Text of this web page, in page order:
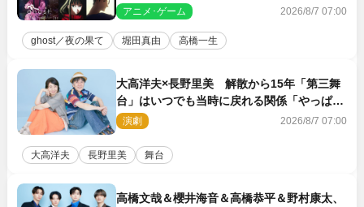
できない沢山の感情を思い出しました」
アニメ･ゲーム 2026/8/7 07:00
ghost／夜の果て 堀田真由 高橋一生
大高洋夫×長野里美 解散から15年「第三舞
台」はいつでも当時に戻れる関係「やっぱり
他の方たちとは違います」
演劇 2026/8/7 07:00
大高洋夫 長野里美 舞台
高橋文哉＆櫻井海音＆高橋恭平＆野村康太、